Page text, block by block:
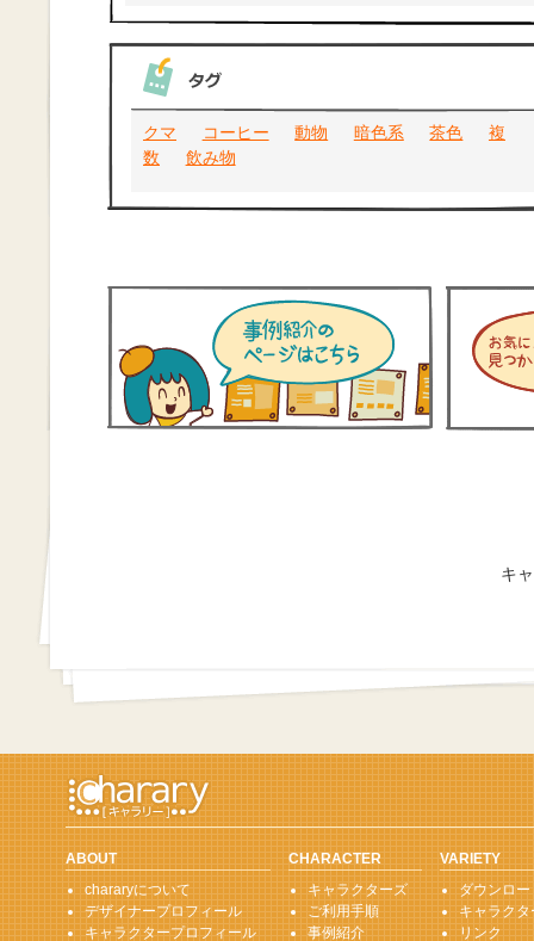
クマ コーヒー 動物 暗色系 茶色
複
数
飲み物
キ
ABOUT
chararyについて
デザイナープロフィール
キャラクタープロフィール
CHARACTER
キャラクターズ
ご利用手順
事例紹介
VARIETY
ダウンロ
キャラク
リンク